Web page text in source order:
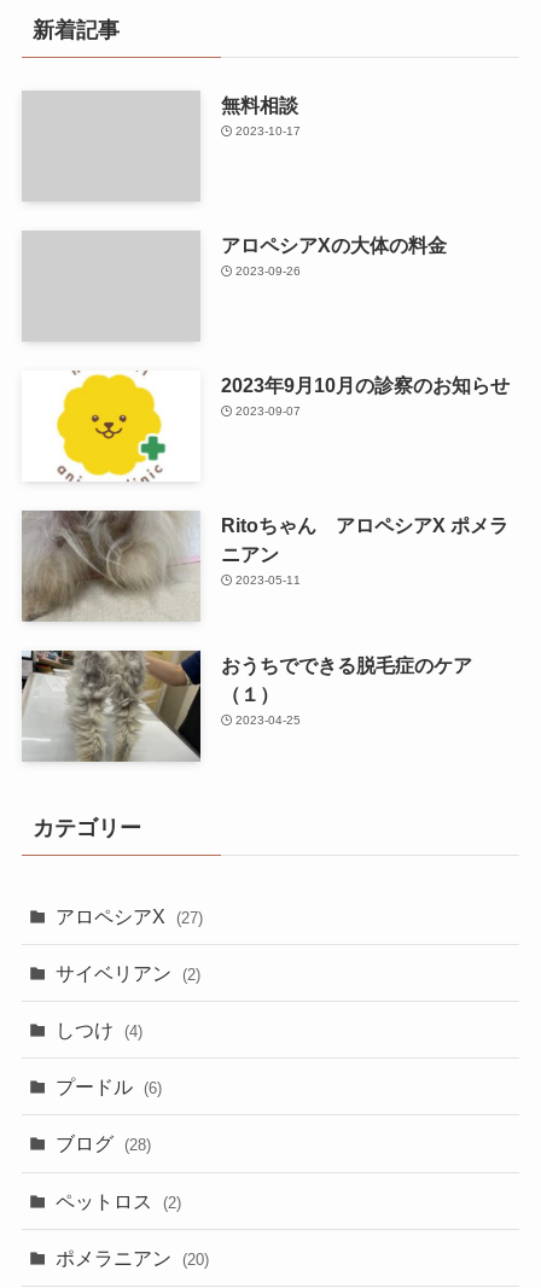
新着記事
無料相談
2023-10-17
アロペシアXの大体の料金
2023-09-26
2023年9月10月の診察のお知らせ
2023-09-07
Ritoちゃん アロペシアX ポメラ
ニアン
2023-05-11
おうちでできる脱毛症のケア
（１）
2023-04-25
カテゴリー
アロペシアX (27)
サイベリアン (2)
しつけ (4)
プードル (6)
ブログ (28)
ペットロス (2)
ポメラニアン (20)